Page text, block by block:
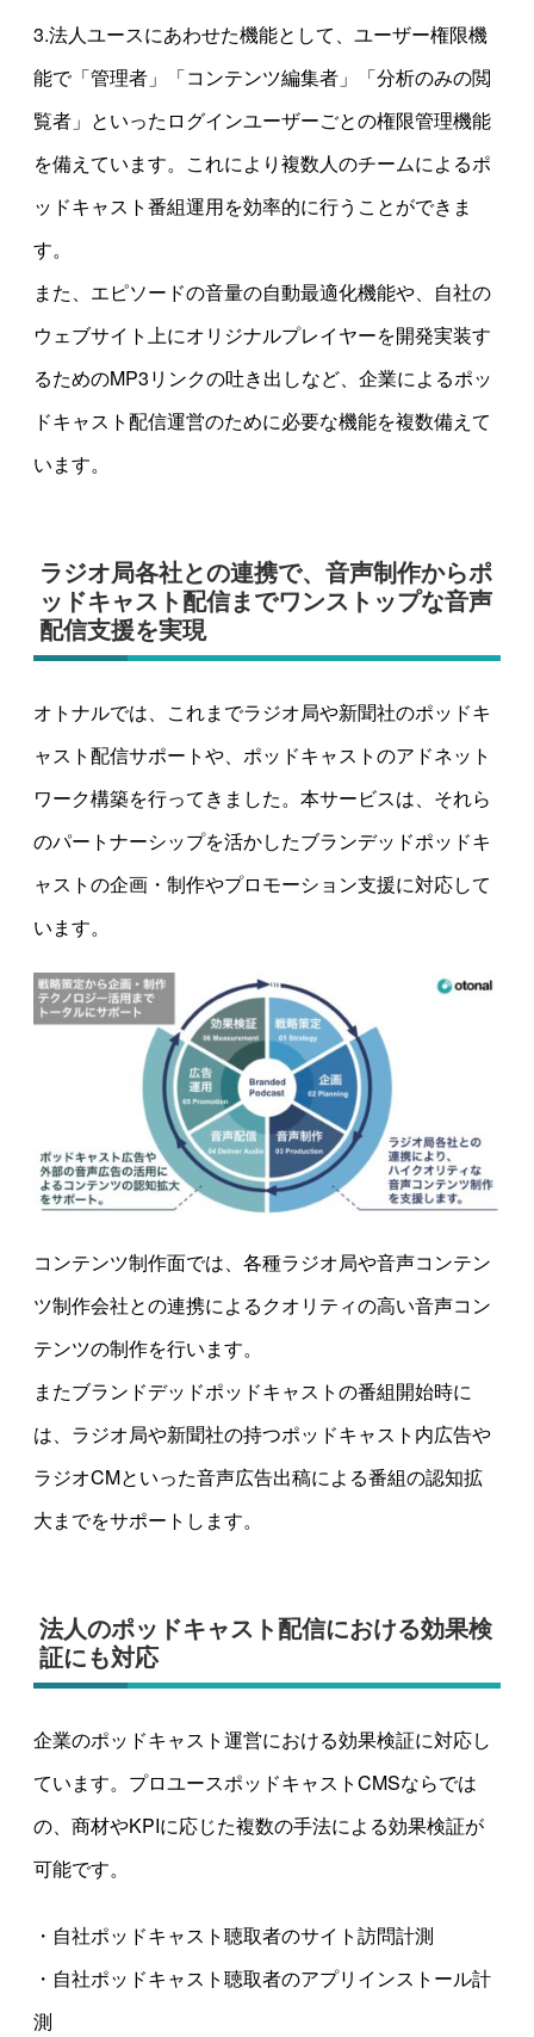
3.法人ユースにあわせた機能として、ユーザー権限機
能で「管理者」「コンテンツ編集者」「分析のみの閲
覧者」といったログインユーザーごとの権限管理機能
を備えています。これにより複数人のチームによるポ
ッドキャスト番組運用を効率的に行うことができま
す。
また、エピソードの音量の自動最適化機能や、自社の
ウェブサイト上にオリジナルプレイヤーを開発実装す
るためのMP3リンクの吐き出しなど、企業によるポッ
ドキャスト配信運営のために必要な機能を複数備えて
います。
ラジオ局各社との連携で、音声制作からポ
ッドキャスト配信までワンストップな音声
配信支援を実現
オトナルでは、これまでラジオ局や新聞社のポッドキ
ャスト配信サポートや、ポッドキャストのアドネット
ワーク構築を行ってきました。本サービスは、それら
のパートナーシップを活かしたブランデッドポッドキ
ャストの企画・制作やプロモーション支援に対応して
います。
コンテンツ制作面では、各種ラジオ局や音声コンテン
ツ制作会社との連携によるクオリティの高い音声コン
テンツの制作を行います。
またブランドデッドポッドキャストの番組開始時に
は、ラジオ局や新聞社の持つポッドキャスト内広告や
ラジオCMといった音声広告出稿による番組の認知拡
大までをサポートします。
法人のポッドキャスト配信における効果検
証にも対応
企業のポッドキャスト運営における効果検証に対応し
ています。プロユースポッドキャストCMSならでは
の、商材やKPIに応じた複数の手法による効果検証が
可能です。
・自社ポッドキャスト聴取者のサイト訪問計測
・自社ポッドキャスト聴取者のアプリインストール計
測